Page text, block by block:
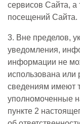
сервисов Сайта, а
посещений Сайта.
3. Вне пределов,
уведомления,
информации не
использована или
сведениям имеют
уполномоченные
пункте 2